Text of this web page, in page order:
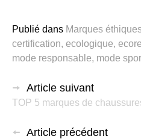
Publié dans Marques
certification, ecologique,
mode responsable, mode
Article suivant
TOP 5 marques de
Article précédent